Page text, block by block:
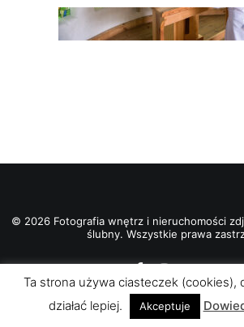
© 2026 Fotografia wnętrz i nieruchomości
ślubny. Wszystkie prawa
Ta strona używa ciasteczek (cookies),
działać lepiej.
Akceptuje